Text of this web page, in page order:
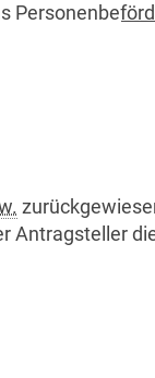
Antragsteller